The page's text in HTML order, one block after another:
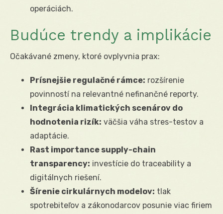
operáciách.
Budúce trendy a implikácie
Očakávané zmeny, ktoré ovplyvnia prax:
Prísnejšie regulačné rámce: rozšírenie
povinností na relevantné nefinančné reporty.
Integrácia klimatických scenárov do
hodnotenia rizík: väčšia váha stres-testov a
adaptácie.
Rast importance supply-chain
transparency: investície do traceability a
digitálnych riešení.
Šírenie cirkulárnych modelov: tlak
spotrebiteľov a zákonodarcov posunie viac firiem